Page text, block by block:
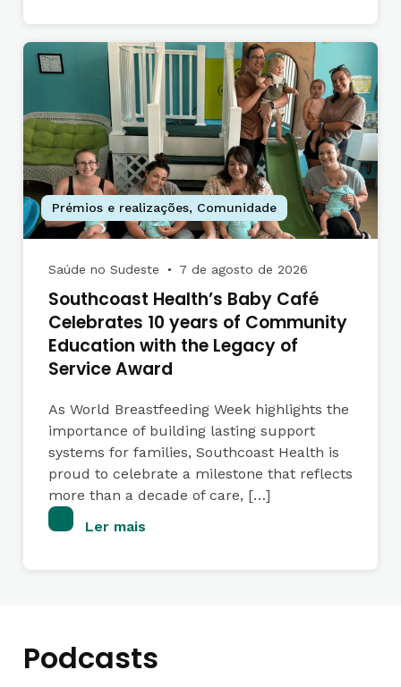
Prémios e realizações, Comunidade
Saúde no Sudeste ● 7 de agosto de 2026
Southcoast Health’s Baby Café
Celebrates 10 years of Community
Education with the Legacy of
Service Award
As World Breastfeeding Week highlights the
importance of building lasting support
systems for families, Southcoast Health is
proud to celebrate a milestone that reflects
more than a decade of care, […]
Ler mais
Podcasts